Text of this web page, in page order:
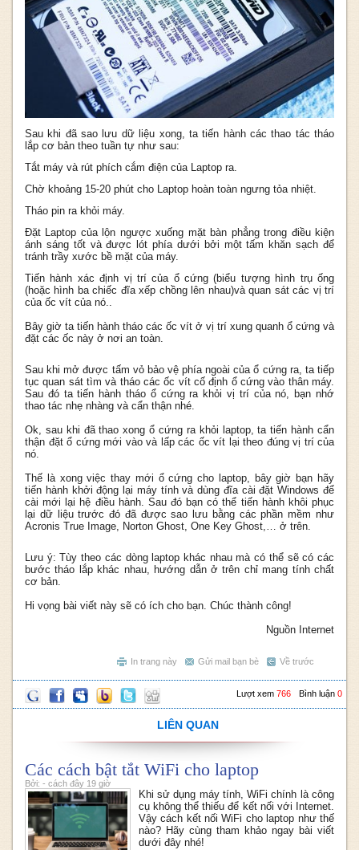
Sau khi đã sao lưu dữ liệu xong, ta tiến hành các thao tác tháo
lắp cơ bản theo tuần tự như sau:
Tắt máy và rút phích cắm điện của Laptop ra.
Chờ khoảng 15-20 phút cho Laptop hoàn toàn ngưng tỏa nhiệt.
Tháo pin ra khỏi máy.
Đặt Laptop của lộn ngược xuống mặt bàn phẳng trong điều kiện
ánh sáng tốt và được lót phía dưới bởi một tấm khăn sạch để
tránh trầy xước bề mặt của máy.
Tiến hành xác định vị trí của ổ cứng (biểu tượng hình trụ ống
(hoặc hình ba chiếc đĩa xếp chồng lên nhau)và quan sát các vị trí
của ốc vít của nó..
Bây giờ ta tiến hành tháo các ốc vít ở vị trí xung quanh ổ cứng và
đặt các ốc này ở nơi an toàn.
Sau khi mở được tấm vỏ bảo vệ phía ngoài của ổ cứng ra, ta tiếp
tục quan sát tìm và tháo các ốc vít cố định ổ cứng vào thân máy.
Sau đó ta tiến hành tháo ổ cứng ra khỏi vị trí của nó, bạn nhớ
thao tác nhẹ nhàng và cẩn thận nhé.
Ok, sau khi đã thao xong ổ cứng ra khỏi laptop, ta tiến hành cẩn
thận đặt ổ cứng mới vào và lấp các ốc vít lại theo đúng vị trí của
nó.
Thế là xong việc thay mới ổ cứng cho laptop, bây giờ bạn hãy
tiến hành khởi động lại máy tính và dùng đĩa cài đặt Windows để
cài mới lại hệ điều hành. Sau đó bạn có thể tiến hành khôi phục
lại dữ liệu trước đó đã được sao lưu bằng các phần mềm như
Acronis True Image, Norton Ghost, One Key Ghost,… ở trên.
Lưu ý: Tùy theo các dòng laptop khác nhau mà có thể sẽ có các
bước tháo lắp khác nhau, hướng dẫn ở trên chỉ mang tính chất
cơ bản.
Hi vọng bài viết này sẽ có ích cho bạn. Chúc thành công!
Nguồn Internet
Về trước
Gửi mail bạn bè
In trang này
Bình luận 0
Lượt xem 766
LIÊN QUAN
Các cách bật tắt WiFi cho laptop
Bởi: - cách đây 19 giờ
Khi sử dụng máy tính, WiFi chính là công
cụ không thể thiếu để kết nối với Internet.
Vậy cách kết nối WiFi cho laptop như thế
nào? Hãy cùng tham khảo ngay bài viết
dưới đây nhé!